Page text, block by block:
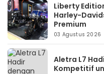
Liberty
Harley-
Premium
03 Agustus 2026
Aletra L7
Kompetitif